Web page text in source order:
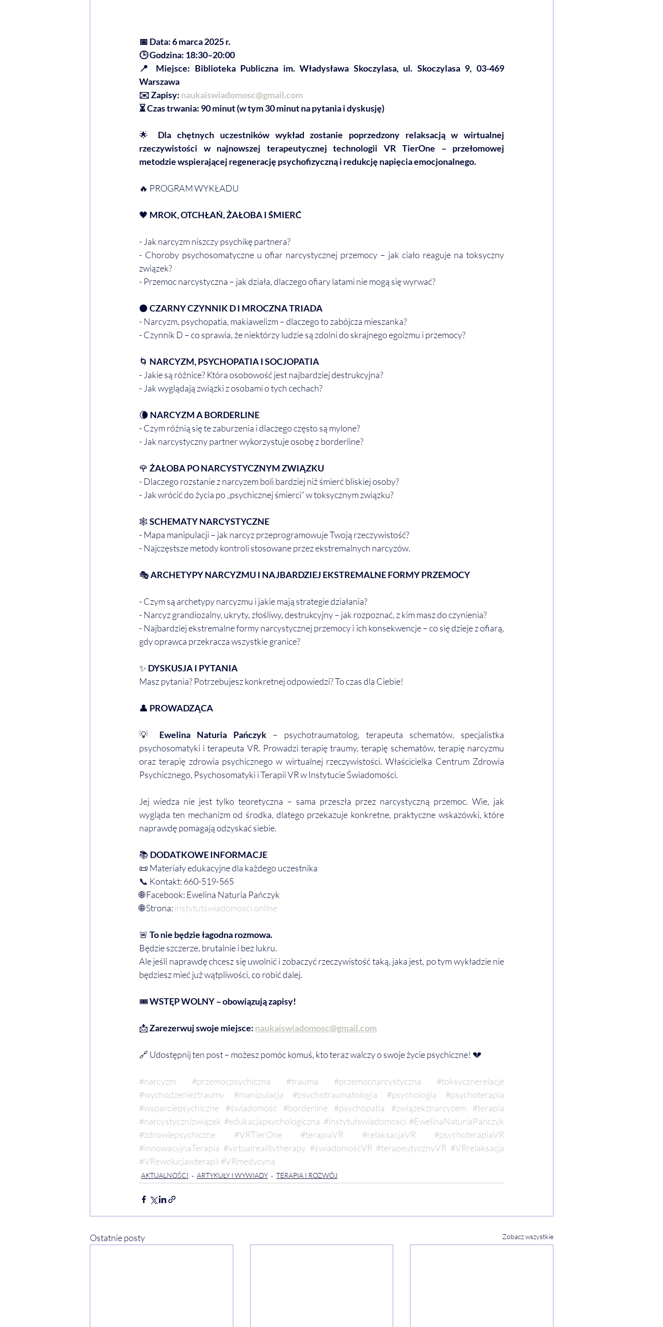
📅 Data: 6 marca 2025 r.
🕒 Godzina: 18:30–20:00
📍 Miejsce: Biblioteka Publiczna im. Władysława Skoczylasa, ul. Skoczylasa 9, 03-469
Warszawa
✉️ Zapisy: naukaiswiadomosc@gmail.com
⏳ Czas trwania: 90 minut (w tym 30 minut na pytania i dyskusję)
🌟
Dla chętnych uczestników wykład zostanie poprzedzony relaksacją w wirtualnej
rzeczywistości w najnowszej terapeutycznej technologii VR TierOne – przełomowej
metodzie wspierającej regenerację psychofizyczną i redukcję napięcia emocjonalnego.
🔥 PROGRAM WYKŁADU
🖤 MROK, OTCHŁAŃ, ŻAŁOBA I ŚMIERĆ
- Jak narcyzm niszczy psychikę partnera?
- Choroby psychosomatyczne u ofiar narcystycznej przemocy – jak ciało reaguje na toksyczny
związek?
- Przemoc narcystyczna – jak działa, dlaczego ofiary latami nie mogą się wyrwać?
⚫ CZARNY CZYNNIK D I MROCZNA TRIADA
- Narcyzm, psychopatia, makiawelizm – dlaczego to zabójcza mieszanka?
- Czynnik D – co sprawia, że niektórzy ludzie są zdolni do skrajnego egoizmu i przemocy?
🌀 NARCYZM, PSYCHOPATIA I SOCJOPATIA
- Jakie są różnice? Która osobowość jest najbardziej destrukcyjna?
- Jak wyglądają związki z osobami o tych cechach?
🌘 NARCYZM A BORDERLINE
- Czym różnią się te zaburzenia i dlaczego często są mylone?
- Jak narcystyczny partner wykorzystuje osobę z borderline?
🌹 ŻAŁOBA PO NARCYSTYCZNYM ZWIĄZKU
- Dlaczego rozstanie z narcyzem boli bardziej niż śmierć bliskiej osoby?
- Jak wrócić do życia po „psychicznej śmierci” w toksycznym związku?
🕸️ SCHEMATY NARCYSTYCZNE
- Mapa manipulacji – jak narcyz przeprogramowuje Twoją rzeczywistość?
- Najczęstsze metody kontroli stosowane przez ekstremalnych narcyzów.
🎭 ARCHETYPY NARCYZMU I NAJBARDZIEJ EKSTREMALNE FORMY PRZEMOCY
- Czym są archetypy narcyzmu i jakie mają strategie działania?
- Narcyz grandiozalny, ukryty, złośliwy, destrukcyjny – jak rozpoznać, z kim masz do czynienia?
- Najbardziej ekstremalne formy narcystycznej przemocy i ich konsekwencje – co się dzieje z ofiarą,
gdy oprawca przekracza wszystkie granice?
✨ DYSKUSJA I PYTANIA
Masz pytania? Potrzebujesz konkretnej odpowiedzi? To czas dla Ciebie!
👤 PROWADZĄCA
💡 Ewelina Naturia Pańczyk – psychotraumatolog, terapeuta schematów, specjalistka
psychosomatyki i terapeuta VR. Prowadzi terapię traumy, terapię schematów, terapię narcyzmu
oraz terapię zdrowia psychicznego w wirtualnej rzeczywistości. Właścicielka Centrum Zdrowia
Psychicznego, Psychosomatyki i Terapii VR w Instytucie Świadomości.
Jej wiedza nie jest tylko teoretyczna – sama przeszła przez narcystyczną przemoc. Wie, jak
wygląda ten mechanizm od środka, dlatego przekazuje konkretne, praktyczne wskazówki, które
naprawdę pomagają odzyskać siebie.
📚 DODATKOWE INFORMACJE
📜 Materiały edukacyjne dla każdego uczestnika
📞 Kontakt: 660-519-565
🌐 Facebook: Ewelina Naturia Pańczyk
🌐 Strona: instytutswiadomosci.online
🚨 To nie będzie łagodna rozmowa.
Będzie szczerze, brutalnie i bez lukru.
Ale jeśli naprawdę chcesz się uwolnić i zobaczyć rzeczywistość taką, jaka jest, po tym wykładzie nie
będziesz mieć już wątpliwości, co robić dalej.
🎟 WSTĘP WOLNY – obowiązują zapisy!
📩 Zarezerwuj swoje miejsce: naukaiswiadomosc@gmail.com
🔗 Udostępnij ten post – możesz pomóc komuś, kto teraz walczy o swoje życie psychiczne! 💔
#narcyzm #przemocpsychiczna #trauma #przemocnarcystyczna
#toksycznerelacje
#wychodzenieztraumy
#manipulacja #psychotraumatologia #psychologia
#psychoterapia
#wsparciepsychiczne
#świadomość #borderline #psychopatia #związekznarcyzem
#terapia
#narcystycznizwiązek #edukacjapsychologiczna #instytutswiadomosci #EwelinaNaturiaPańczyk
#zdrowiepsychiczne
#VRTierOne #terapiaVR #relaksacjaVR
#psychoterapiaVR
#innowacyjnaTerapia #virtualrealitytherapy #świadomośćVR #terapeutycznyVR #VRrelaksacja
#VRewolucjawterapii #VRmedycyna
AKTUALNOŚCI ARTYKUŁY I WYWIADY TERAPIA I ROZWÓJ
Ostatnie posty Zobacz wszystkie